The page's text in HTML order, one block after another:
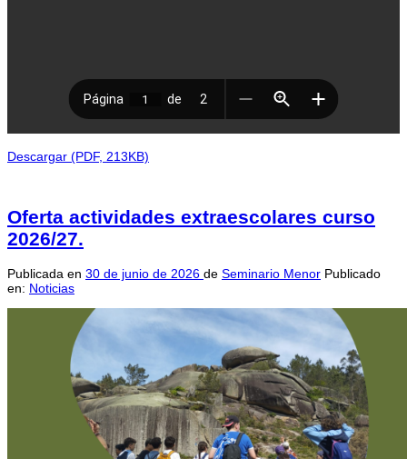
Descargar (PDF, 213KB)
Oferta actividades extraescolares curso
2026/27.
Publicada en 30 de junio de 2026 de Seminario Menor Publicado
en: Noticias